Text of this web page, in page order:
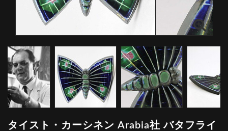
タイスト・カーシネン Arabia社 バタフライ